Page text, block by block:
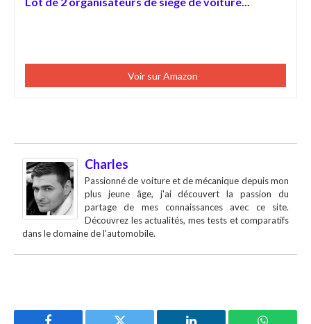
Voir sur Amazon
Charles
Passionné de voiture et de mécanique depuis mon
plus jeune âge, j'ai découvert la passion du
partage de mes connaissances avec ce site.
Découvrez les actualités, mes tests et comparatifs
dans le domaine de l'automobile.